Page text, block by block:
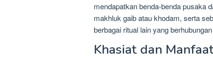
mendapatkan benda-benda pusaka
makhluk gaib atau khodam, serta
berbagai ritual lain yang
Khasiat dan